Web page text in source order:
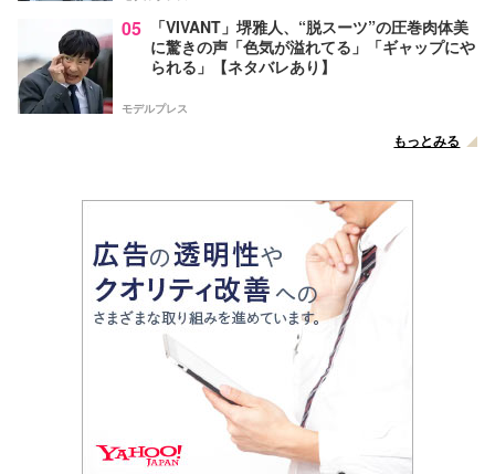
05
「VIVANT」堺雅人、“脱スーツ”の圧巻肉体美
に驚きの声「色気が溢れてる」「ギャップにや
られる」【ネタバレあり】
モデルプレス
もっとみる